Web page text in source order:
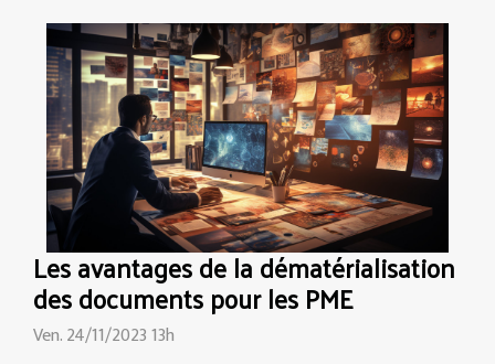
Les avantages de la dématérialisation
des documents pour les PME
Ven. 24/11/2023 13h